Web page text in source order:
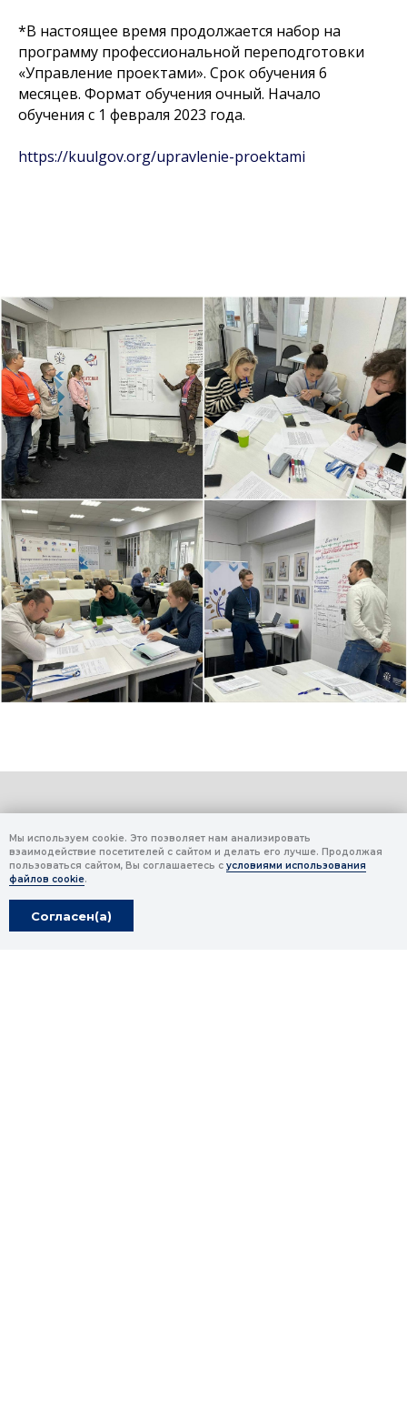
Мы используем cookie. Это позволяет нам анализировать
взаимодействие посетителей с сайтом и делать его лучше. Продолжая
пользоваться сайтом, Вы соглашаетесь с условиями использования
файлов cookie.
Согласен(а)
*В настоящее время продолжается набор на
программу профессиональной переподготовки
«Управление проектами». Срок обучения 6
месяцев. Формат обучения очный. Начало
обучения с 1 февраля 2023 года.
https://kuulgov.org/upravlenie-proektami